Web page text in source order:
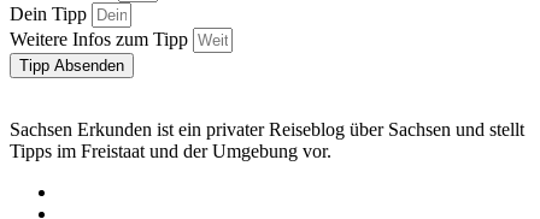
Dein Tipp
Weitere Infos zum Tipp
Tipp Absenden
Sachsen Erkunden ist ein privater Reiseblog über Sachsen und stellt
Tipps im Freistaat und der Umgebung vor.